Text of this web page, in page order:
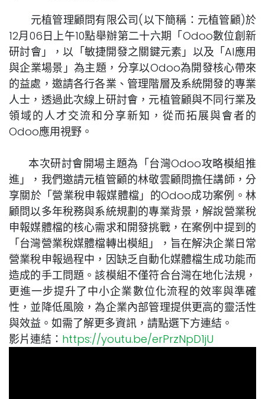
元植管理顧問有限公司(以下簡稱：元植管顧)於
12月06日上午10點舉辦第二十六期「Odoo數位創新
研討會」，以「敏捷開發之關鍵元素」以及「AI應用
與企業場景」為主題，分享以Odoo為開發核心帶來
的益處，邀請各行各業、管理階層及系統開發的專業
人士，透過此次線上研討會，元植管顧與不同行業及
領域的人才交流和分享新知，從而拓展與會者的
Odoo應用視野。
本次研討會開場主題為「台灣Odoo攻略模組推
進」，我們邀請元植管顧的林敬雲顧問擔任講師，分
享關於「營業稅申報媒體檔」的Odoo成功案例。林
顧問以多年稅務與系統規劃的專業背景，解說營業稅
申報媒體檔的核心需求和開發挑戰，在案例中提到的
「台灣營業稅媒體檔轉出模組」，旨在解決企業日常
營業稅申報過程中，因缺乏自動化媒體檔生成功能而
造成的手工問題。該模組不僅符合台灣在地化法規，
更進一步提升了中小企業數位化流程的效率與準確
性，並降低風險，為企業內部管理提供更高的靈活性
與效益。如需了解更多資訊，請點選下方連結。
影片連結： https://youtu.be/erPrzNpD1jU